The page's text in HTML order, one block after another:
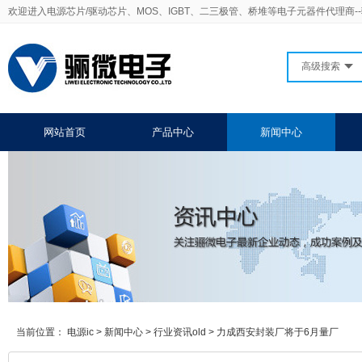
欢迎进入电源芯片/驱动芯片、MOS、IGBT、二三极管、桥堆等电子元器件代理商
高级搜索
网站首页 产品中心 新闻中心
当前位置： 电源ic > 新闻中心 > 行业资讯old > 力成西安封装厂将于6月量厂